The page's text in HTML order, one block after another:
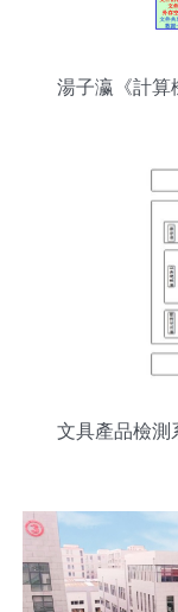
湯子瀛《計算
文具產品檢